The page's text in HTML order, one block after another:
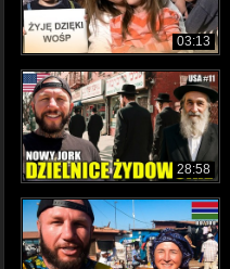
03:13
28:58